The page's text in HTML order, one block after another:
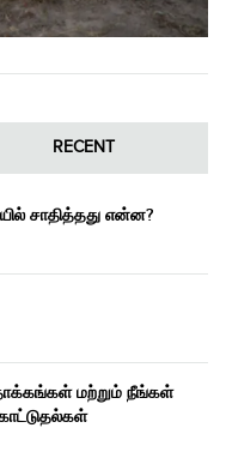
RECENT
சாதித்தது என்ன?
மற்றும் நீங்கள்